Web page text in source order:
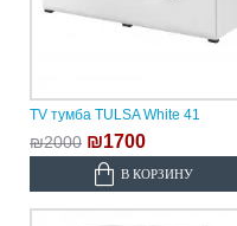
TV тумба TULSA White 41
₪2000 ₪1700
В КОРЗИНУ